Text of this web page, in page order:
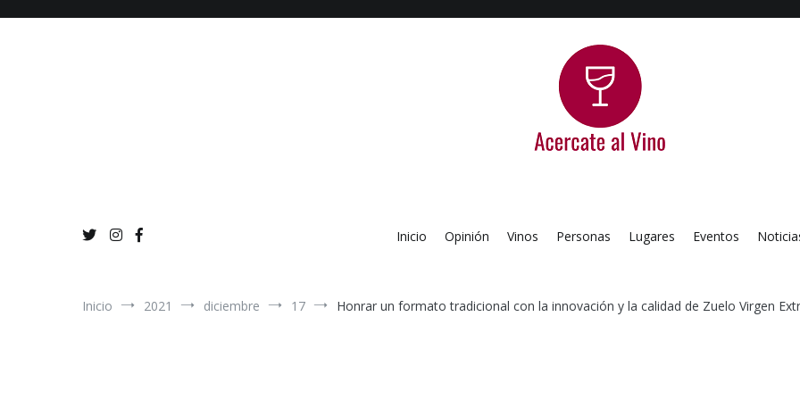
Inicio
Opinión Vinos Personas Lugares Eventos
Inicio 2021 diciembre 17 Honrar un formato tradicional con la innovación y la calidad de Zuelo Virgen